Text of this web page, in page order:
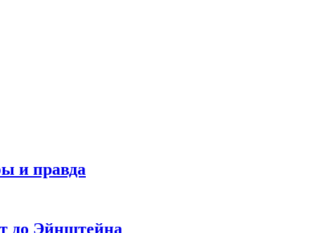
и правда
до Эйнштейна